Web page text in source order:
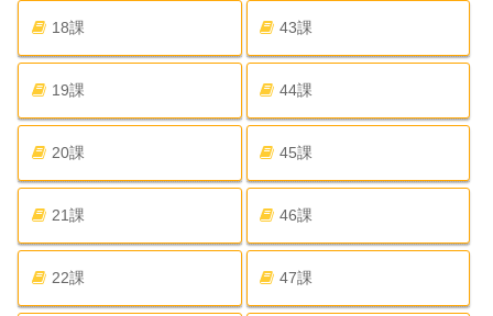
18課 43課
19課 44課
20課 45課
21課 46課
22課 47課